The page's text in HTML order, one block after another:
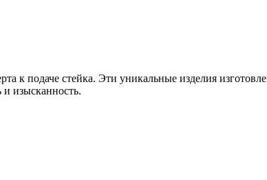
к подаче стейка. Эти уникальные изделия
и изысканность.